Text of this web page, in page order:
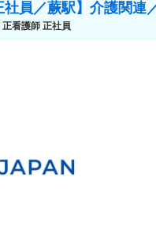
員／蕨駅】介護関
看護師 正社員